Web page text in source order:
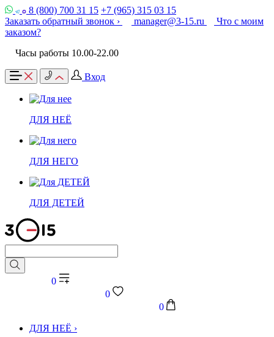
8 (800) 700 31 15 +7 (965) 315 03 15
Заказать обратный звонок ›
manager@3-15.ru
Что с моим
заказом?
Часы работы 10.00-22.00
Вход
ДЛЯ НЕЁ
ДЛЯ НЕГО
ДЛЯ ДЕТЕЙ
0
0
0
ДЛЯ НЕЁ ›